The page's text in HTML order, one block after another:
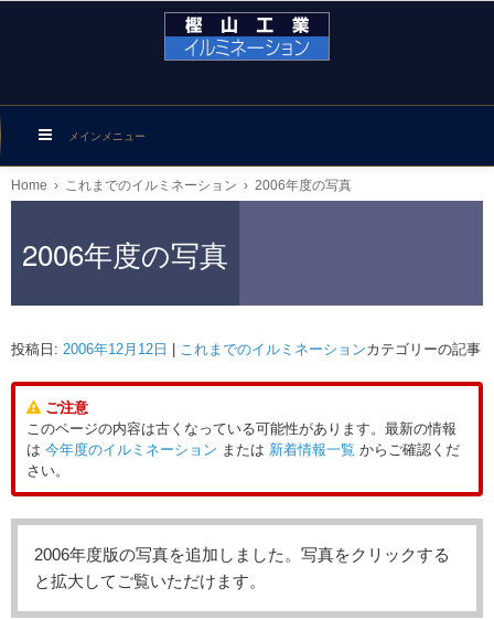
メインメニュー
Home › これまでのイルミネーション › 2006年度の写真
2006年度の写真
投稿日: 2006年12月12日 これまでのイルミネーションカテゴリーの記事
ご注意
このページの内容は古くなっている可能性があります。最新の情報
は 今年度のイルミネーション または 新着情報一覧 からご確認くだ
さい。
2006年度版の写真を追加しました。写真をクリックする
と拡大してご覧いただけます。